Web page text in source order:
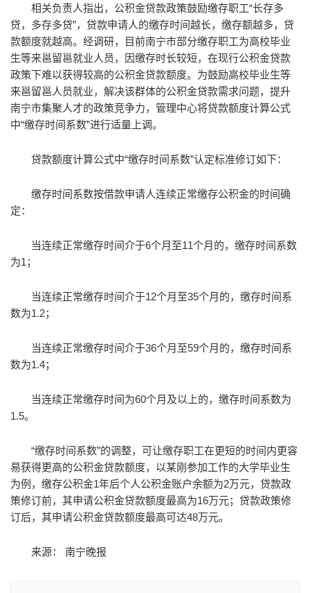
相关负责人指出，公积金贷款政策鼓励缴存职工“长存多
贷，多存多贷”，贷款申请人的缴存时间越长，缴存额越多，贷
款额度就越高。经调研，目前南宁市部分缴存职工为高校毕业
生等来邕留邕就业人员，因缴存时长较短，在现行公积金贷款
政策下难以获得较高的公积金贷款额度。为鼓励高校毕业生等
来邕留邕人员就业，解决该群体的公积金贷款需求问题，提升
南宁市集聚人才的政策竞争力，管理中心将贷款额度计算公式
中“缴存时间系数”进行适量上调。
贷款额度计算公式中“缴存时间系数”认定标准修订如下：
缴存时间系数按借款申请人连续正常缴存公积金的时间确
定：
当连续正常缴存时间介于6个月至11个月的，缴存时间系数
为1；
当连续正常缴存时间介于12个月至35个月的，缴存时间系
数为1.2；
当连续正常缴存时间介于36个月至59个月的，缴存时间系
数为1.4；
当连续正常缴存时间为60个月及以上的，缴存时间系数为
1.5。
“缴存时间系数”的调整，可让缴存职工在更短的时间内更容
易获得更高的公积金贷款额度，以某刚参加工作的大学毕业生
为例，缴存公积金1年后个人公积金账户余额为2万元，贷款政
策修订前，其申请公积金贷款额度最高为16万元；贷款政策修
订后，其申请公积金贷款额度最高可达48万元。
来源： 南宁晚报